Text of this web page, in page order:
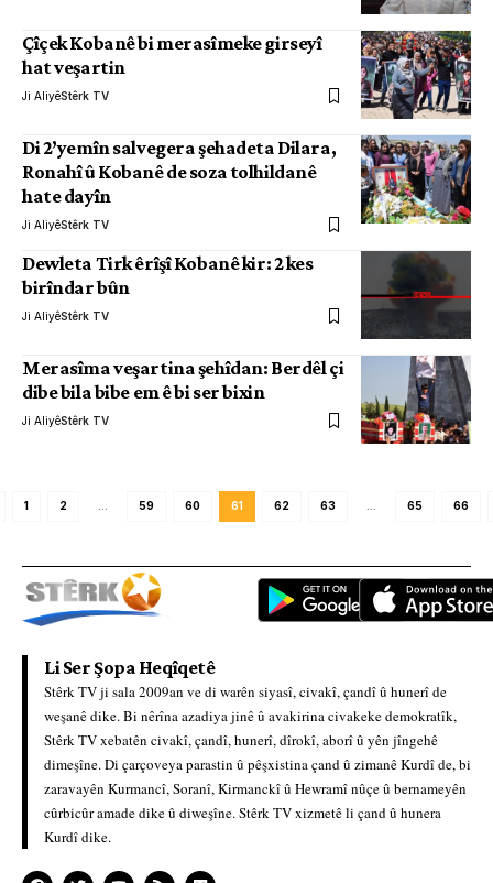
Çîçek Kobanê bi merasîmeke girseyî
hat veşartin
Ji AliyêStêrk TV
Di 2’yemîn salvegera şehadeta Dilara,
Ronahî û Kobanê de soza tolhildanê
hate dayîn
Ji AliyêStêrk TV
Dewleta Tirk êrîşî Kobanê kir: 2 kes
birîndar bûn
Ji AliyêStêrk TV
Merasîma veşartina şehîdan: Berdêl çi
dibe bila bibe em ê bi ser bixin
Ji AliyêStêrk TV
1 2 59 60 61 62 63 65 66
Li Ser Şopa Heqîqetê
Stêrk TV ji sala 2009an ve di warên siyasî, civakî, çandî û hunerî de
weşanê dike. Bi nêrîna azadiya jinê û avakirina civakeke demokratîk,
Stêrk TV xebatên civakî, çandî, hunerî, dîrokî, aborî û yên jîngehê
dimeşîne. Di çarçoveya parastin û pêşxistina çand û zimanê Kurdî de, bi
zaravayên Kurmancî, Soranî, Kirmanckî û Hewramî nûçe û bernameyên
cûrbicûr amade dike û diweşîne. Stêrk TV xizmetê li çand û hunera
Kurdî dike.